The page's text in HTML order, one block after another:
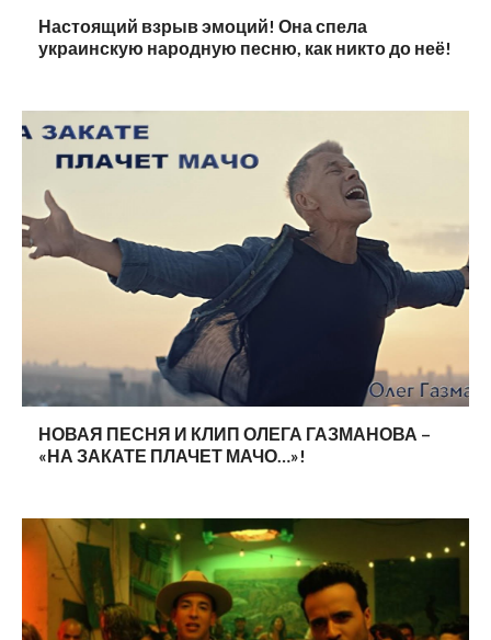
Настоящий взрыв эмоций! Она спела
украинскую народную песню, как никто до неё!
НОВАЯ ПЕСНЯ И КЛИП ОЛЕГА ГАЗМАНОВА –
«НА ЗАКАТЕ ПЛАЧЕТ МАЧО…»!